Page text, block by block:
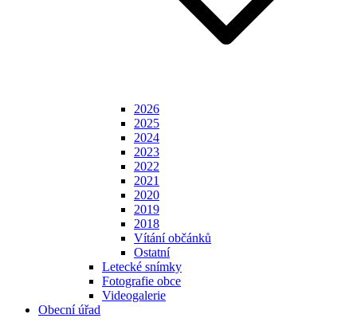
2026
2025
2024
2023
2022
2021
2020
2019
2018
Vítání občánků
Ostatní
Letecké snímky
Fotografie obce
Videogalerie
Obecní úřad